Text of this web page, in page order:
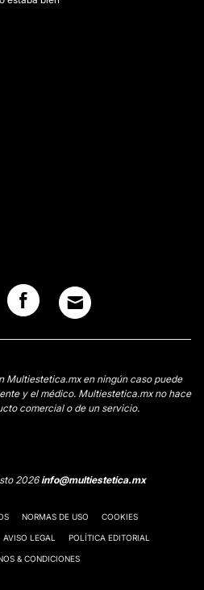
Multiestetica.mx en ningún caso puede
y el médico. Multiestetica.mx no hace
comercial o de un servicio.
2026info@multiestetica.mx
NORMAS DE USO COOKIES
AVISO LEGAL POLÍTICA EDITORIAL
& CONDICIONES